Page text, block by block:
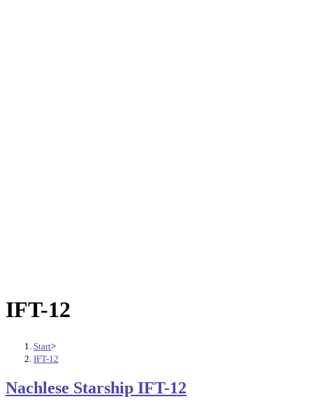
IFT-12
Start>
IFT-12
Nachlese Starship IFT-12